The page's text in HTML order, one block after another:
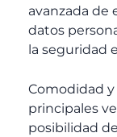
avanzada de
datos
la seguridad
Comodidad
principales
posibilidad